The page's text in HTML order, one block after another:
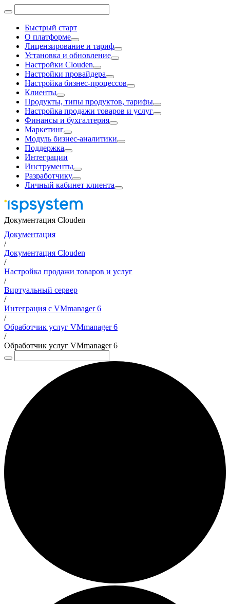
Быстрый старт
О платформе
Лицензирование и тариф
Установка и обновление
Настройки Clouden
Настройки провайдера
Настройка бизнес-процессов
Клиенты
Продукты, типы продуктов, тарифы
Настройка продажи товаров и услуг
Финансы и бухгалтерия
Маркетинг
Модуль бизнес-аналитики
Поддержка
Интеграции
Инструменты
Разработчику
Личный кабинет клиента
Документация Clouden
Документация
/
Документация Clouden
/
Настройка продажи товаров и услуг
/
Виртуальный сервер
/
Интеграция с VMmanager 6
/
Обработчик услуг VMmanager 6
/
Обработчик услуг VMmanager 6